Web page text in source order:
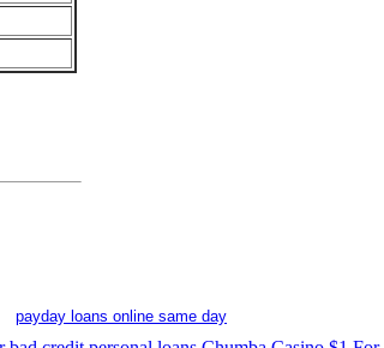
payday loans online same day